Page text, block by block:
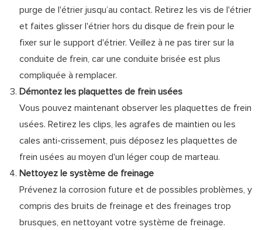
purge de l'étrier jusqu’au contact. Retirez les vis de l'étrier
et faites glisser l'étrier hors du disque de frein pour le
fixer sur le support d'étrier. Veillez à ne pas tirer sur la
conduite de frein, car une conduite brisée est plus
compliquée à remplacer.
Démontez les plaquettes de frein usées
Vous pouvez maintenant observer les plaquettes de frein
usées. Retirez les clips, les agrafes de maintien ou les
cales anti-crissement, puis déposez les plaquettes de
frein usées au moyen d'un léger coup de marteau.
Nettoyez le système de freinage
Prévenez la corrosion future et de possibles problèmes, y
compris des bruits de freinage et des freinages trop
brusques, en nettoyant votre système de freinage.